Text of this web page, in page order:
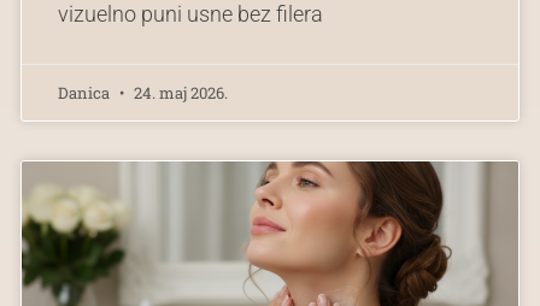
vizuelno puni usne bez filera
Danica 24. maj 2026.